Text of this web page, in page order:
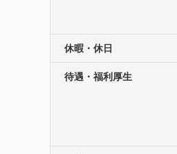
休暇・休日
待遇・福利厚生